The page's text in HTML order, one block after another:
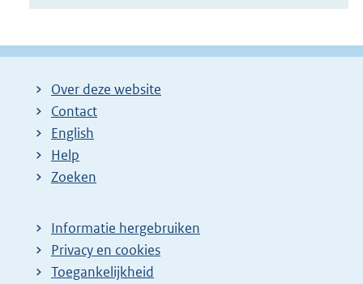
Over deze website
Contact
English
Help
Zoeken
Informatie hergebruiken
Privacy en cookies
Toegankelijkheid